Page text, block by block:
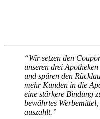
“Wir setzen den
unseren drei
und spüren den
mehr Kunden in die
eine stärkere Bindung
bewährtes
auszahlt.”